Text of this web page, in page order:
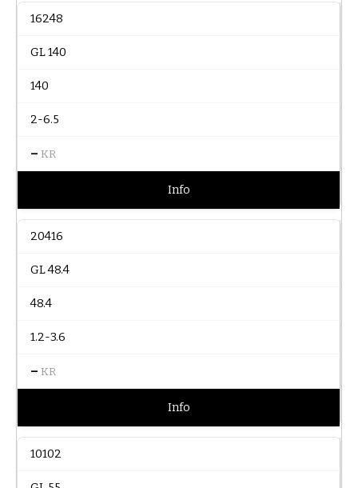
16248
GL 140
140
2-6.5
– KR
Info
20416
GL 48.4
48.4
1.2-3.6
– KR
Info
10102